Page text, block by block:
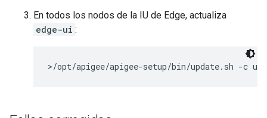
En todos los nodos de la IU de Edge, actualiza
edge-ui :
>/opt/apigee/apigee-setup/bin/update.sh -c